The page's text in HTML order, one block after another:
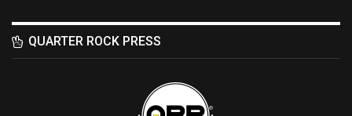
QUARTER ROCK PRESS